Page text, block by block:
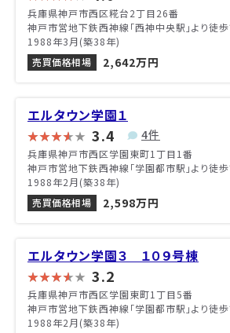
兵庫県神戸市西区糀台2丁目26番
神戸市営地下鉄西神線「西神中央駅」より徒
1988年3月(築38年)
売買価格相場
2,642万円
エルタウン学園１
3.4 4件
兵庫県神戸市西区学園東町1丁目1番
神戸市営地下鉄西神線「学園都市駅」より徒
1988年2月(築38年)
売買価格相場
2,598万円
エルタウン学園３ １０９号棟
3.2
兵庫県神戸市西区学園東町1丁目5番
神戸市営地下鉄西神線「学園都市駅」より徒
1988年2月(築38年)